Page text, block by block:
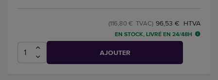
96,53 € HTVA
(116,80 € TVAC)
EN STOCK, LIVRÉ EN 24/48H
AJOUTER